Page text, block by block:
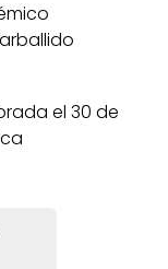
el 30 de